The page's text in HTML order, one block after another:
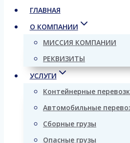
ГЛАВНАЯ
О КОМПАНИИ
МИССИЯ КОМПАНИИ
РЕКВИЗИТЫ
УСЛУГИ
Контейнерные
Автомобильные
Сборные грузы
Опасные грузы